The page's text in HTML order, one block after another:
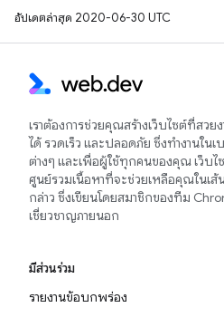
อัปเดตล่าสุด 2020-06-30 UTC
เราต้องการช่วยคุณสร้างเว็บไซต์ที่สวยง
ได้ รวดเร็ว และปลอดภัย ซึ่งทำงานในเ
ต่างๆ และเพื่อผู้ใช้ทุกคนของคุณ เว็บไ
ศูนย์รวมเนื้อหาที่จะช่วยเหลือคุณในเส้
กล่าว ซึ่งเขียนโดยสมาชิกของทีม
เชี่ยวชาญภายนอก
มีส่วนร่วม
รายงานข้อบกพร่อง